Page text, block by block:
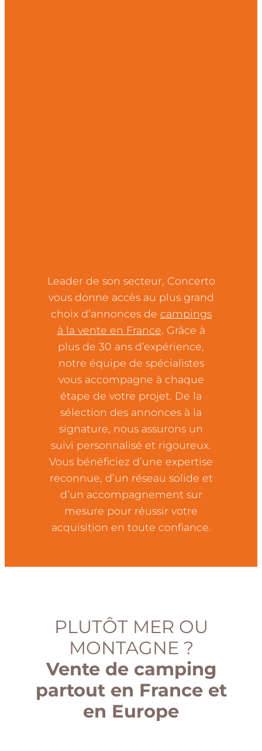
Leader de son secteur, Concerto
vous donne accès au plus grand
choix d’annonces de campings
à la vente en France. Grâce à
plus de 30 ans d’expérience,
notre équipe de spécialistes
vous accompagne à chaque
étape de votre projet. De la
sélection des annonces à la
signature, nous assurons un
suivi personnalisé et rigoureux.
Vous bénéficiez d’une expertise
reconnue, d’un réseau solide et
d’un accompagnement sur
mesure pour réussir votre
acquisition en toute confiance.
PLUTÔT MER OU
MONTAGNE ?
Vente de camping
partout en France et
en Europe